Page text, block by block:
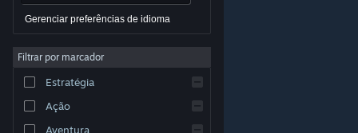
© Valve Corporation. Todos os direitos reservados.
respectivos donos nos EUA e em outros países.
Acessibilidade
Reembolsos|Cookies
Gerenciar preferências de idioma
Filtrar por marcador
Estratégia
Ação
Aventura